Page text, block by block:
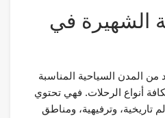
الشهيرة في
من المدن السياحية المناسبة
أنواع الرحلات. فهي تحتوي
وترفيهية، ومناطق